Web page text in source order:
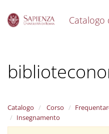
Catalogo
Catalogo Corso
Insegnamento